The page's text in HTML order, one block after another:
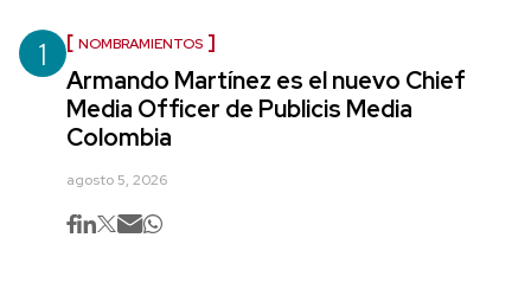
1 NOMBRAMIENTOS
Armando Martínez es el nuevo Chief
Media Officer de Publicis Media
Colombia
agosto 5, 2026